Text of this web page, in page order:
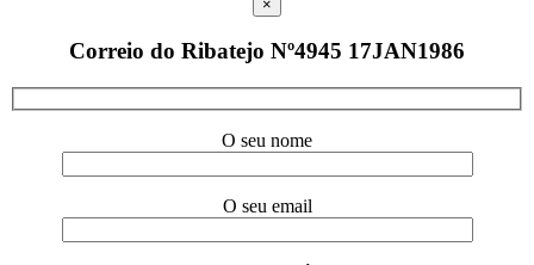
×
Correio do Ribatejo Nº4945 17JAN1986
O seu nome
O seu email